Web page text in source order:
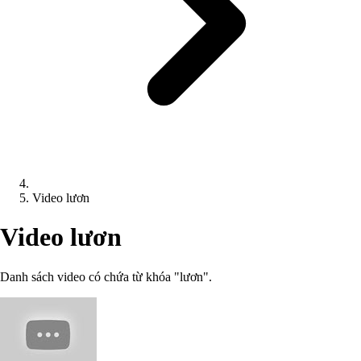
Video lươn
Video lươn
Danh sách video có chứa từ khóa "lươn".